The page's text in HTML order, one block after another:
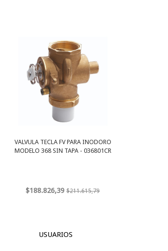
VALVULA TECLA FV PARA INODORO
MODELO 368 SIN TAPA - 036801CR
$188.826,39 $211.615,79
USUARIOS